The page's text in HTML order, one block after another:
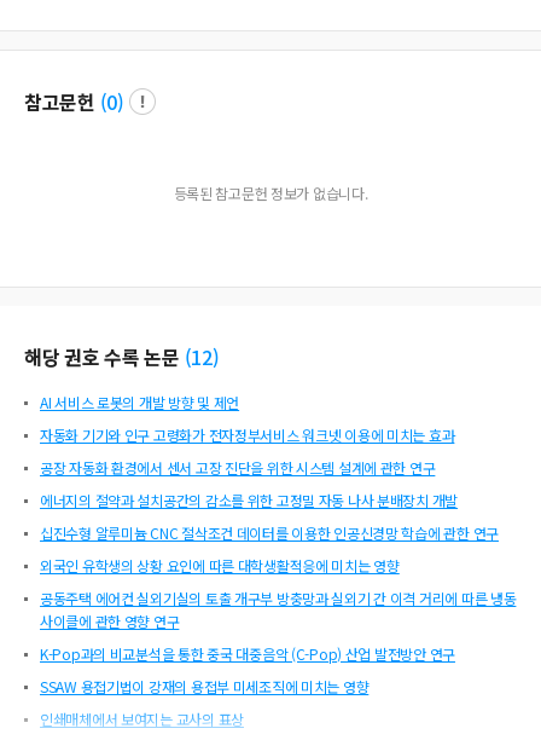
참고문헌 (0)
등록된 참고문헌 정보가 없습니다.
해당 권호 수록 논문 (12)
AI 서비스 로봇의 개발 방향 및 제언
자동화 기기와 인구 고령화가 전자정부서비스 워크넷 이용에 미치는 효과
공장 자동화 환경에서 센서 고장 진단을 위한 시스템 설계에 관한 연구
에너지의 절약과 설치공간의 감소를 위한 고정밀 자동 나사 분배장치 개발
십진수형 알루미늄 CNC 절삭조건 데이터를 이용한 인공신경망 학습에 관한 연구
외국인 유학생의 상황 요인에 따른 대학생활적응에 미치는 영향
공동주택 에어컨 실외기실의 토출 개구부 방충망과 실외기 간 이격 거리에 따른 냉동
사이클에 관한 영향 연구
K-Pop과의 비교분석을 통한 중국 대중음악 (C-Pop) 산업 발전방안 연구
SSAW 용접기법이 강재의 용접부 미세조직에 미치는 영향
인쇄매체에서 보여지는 교사의 표상